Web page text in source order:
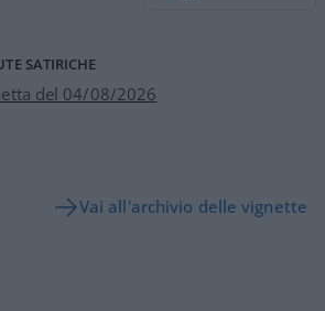
SATIRICHE
del 04/08/2026
Vai all'archivio delle vignette